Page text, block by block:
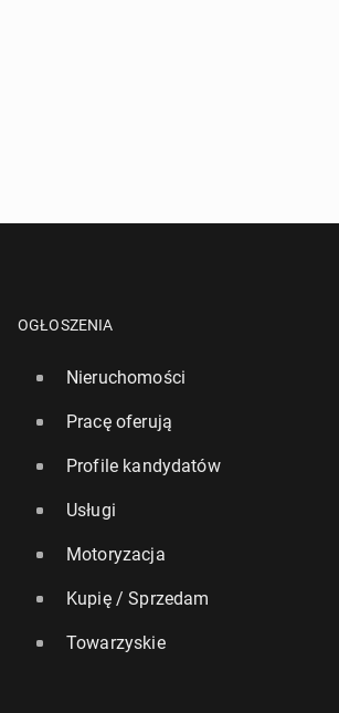
OGŁOSZENIA
Nieruchomości
Pracę oferują
Profile kandydatów
Usługi
Motoryzacja
Kupię / Sprzedam
Towarzyskie